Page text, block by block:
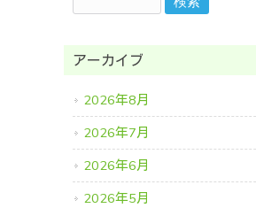
アーカイブ
2026年8月
2026年7月
2026年6月
2026年5月